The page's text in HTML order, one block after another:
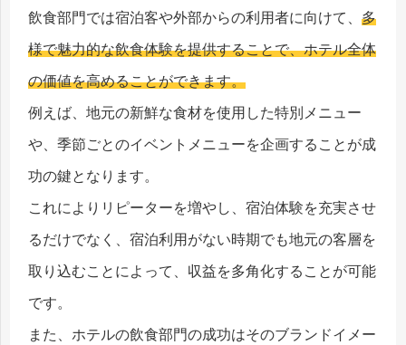
飲食部門では宿泊客や外部からの利用者に向けて、多
様で魅力的な飲食体験を提供することで、ホテル全体
の価値を高めることができます。
例えば、地元の新鮮な食材を使用した特別メニュー
や、季節ごとのイベントメニューを企画することが成
功の鍵となります。
これによりリピーターを増やし、宿泊体験を充実させ
るだけでなく、宿泊利用がない時期でも地元の客層を
取り込むことによって、収益を多角化することが可能
です。
また、ホテルの飲食部門の成功はそのブランドイメー